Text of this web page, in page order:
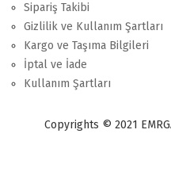
Sipariş Takibi
Gizlilik ve Kullanım Şartları
Kargo ve Taşıma Bilgileri
İptal ve İade
Kullanım Şartları
Copyrights © 2021